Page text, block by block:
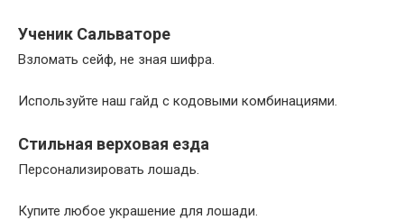
Ученик Сальваторе
Взломать сейф, не зная шифра.
Используйте наш гайд с кодовыми комбинациями.
Стильная верховая езда
Персонализировать лошадь.
Купите любое украшение для лошади.